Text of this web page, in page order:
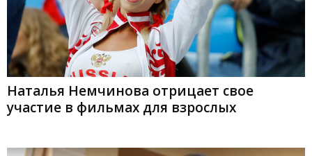
Наталья Немчинова отрицает свое
участие в фильмах для взрослых